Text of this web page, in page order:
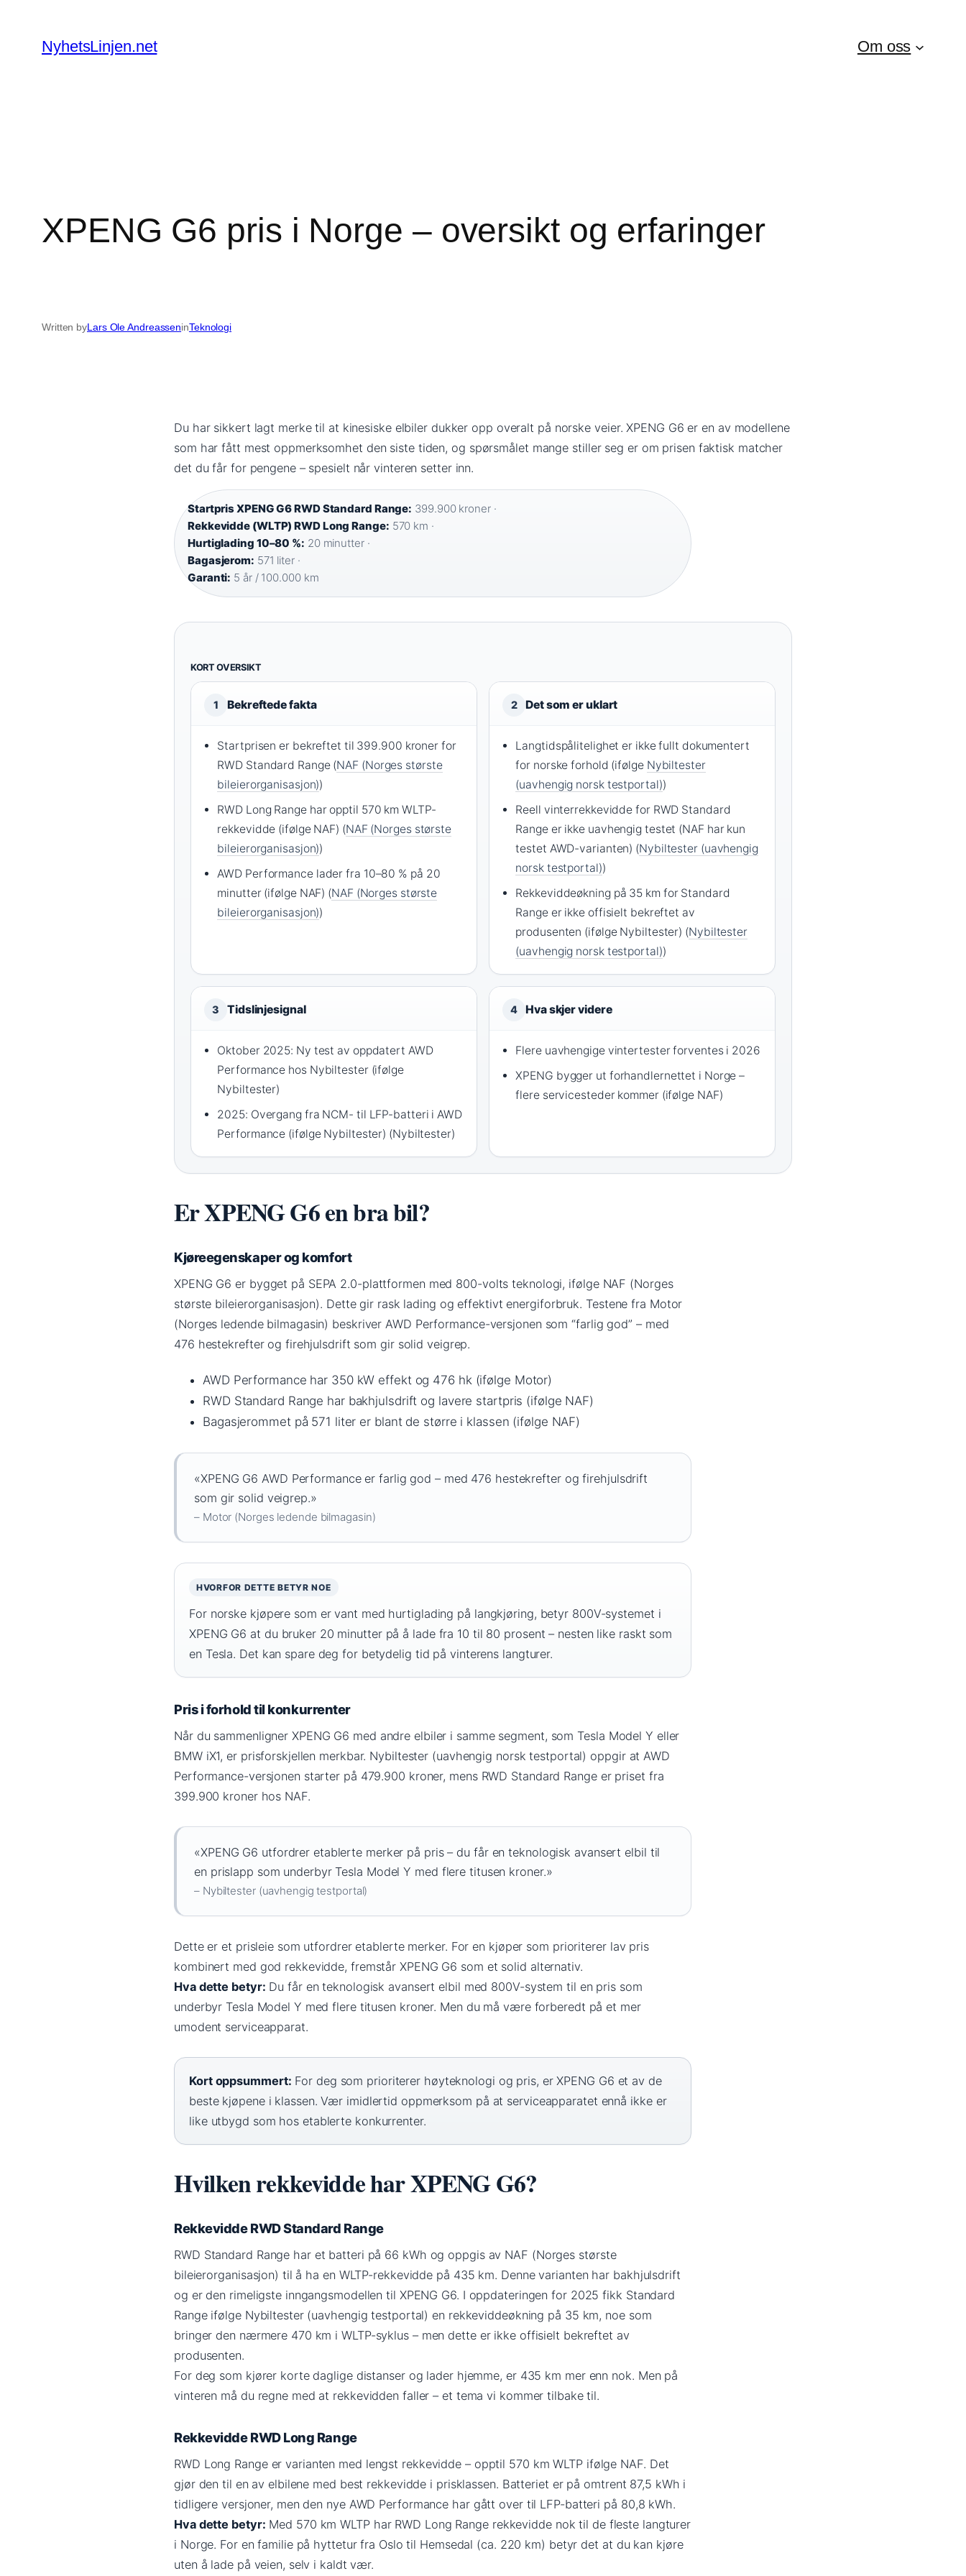
content
NyhetsLinjen.net Om oss
XPENG G6 pris i Norge – oversikt og erfaringer
Written byLars Ole AndreasseninTeknologi
Du har sikkert lagt merke til at kinesiske elbiler dukker opp overalt på norske veier. XPENG G6 er en av modellene
som har fått mest oppmerksomhet den siste tiden, og spørsmålet mange stiller seg er om prisen faktisk matcher
det du får for pengene – spesielt når vinteren setter inn.
Startpris XPENG G6 RWD Standard Range: 399.900 kroner ·
Rekkevidde (WLTP) RWD Long Range: 570 km ·
Hurtiglading 10–80 %: 20 minutter ·
Bagasjerom: 571 liter ·
Garanti: 5 år / 100.000 km
KORT OVERSIKT
1 Bekreftede fakta
Startprisen er bekreftet til 399.900 kroner for
RWD Standard Range (NAF (Norges største
bileierorganisasjon))
RWD Long Range har opptil 570 km WLTP-
rekkevidde (ifølge NAF) (NAF (Norges største
bileierorganisasjon))
AWD Performance lader fra 10–80 % på 20
minutter (ifølge NAF) (NAF (Norges største
bileierorganisasjon))
2 Det som er uklart
Langtidspålitelighet er ikke fullt dokumentert
for norske forhold (ifølge Nybiltester
(uavhengig norsk testportal))
Reell vinterrekkevidde for RWD Standard
Range er ikke uavhengig testet (NAF har kun
testet AWD-varianten) (Nybiltester (uavhengig
norsk testportal))
Rekkeviddeøkning på 35 km for Standard
Range er ikke offisielt bekreftet av
produsenten (ifølge Nybiltester) (Nybiltester
(uavhengig norsk testportal))
3 Tidslinjesignal
Oktober 2025: Ny test av oppdatert AWD
Performance hos Nybiltester (ifølge
Nybiltester)
2025: Overgang fra NCM- til LFP-batteri i AWD
Performance (ifølge Nybiltester) (Nybiltester)
4 Hva skjer videre
Flere uavhengige vintertester forventes i 2026
XPENG bygger ut forhandlernettet i Norge –
flere servicesteder kommer (ifølge NAF)
Er XPENG G6 en bra bil?
Kjøreegenskaper og komfort
XPENG G6 er bygget på SEPA 2.0-plattformen med 800-volts teknologi, ifølge NAF (Norges
største bileierorganisasjon). Dette gir rask lading og effektivt energiforbruk. Testene fra Motor
(Norges ledende bilmagasin) beskriver AWD Performance-versjonen som “farlig god” – med
476 hestekrefter og firehjulsdrift som gir solid veigrep.
AWD Performance har 350 kW effekt og 476 hk (ifølge Motor)
RWD Standard Range har bakhjulsdrift og lavere startpris (ifølge NAF)
Bagasjerommet på 571 liter er blant de større i klassen (ifølge NAF)
«XPENG G6 AWD Performance er farlig god – med 476 hestekrefter og firehjulsdrift
som gir solid veigrep.»
– Motor (Norges ledende bilmagasin)
HVORFOR DETTE BETYR NOE
For norske kjøpere som er vant med hurtiglading på langkjøring, betyr 800V-systemet i
XPENG G6 at du bruker 20 minutter på å lade fra 10 til 80 prosent – nesten like raskt som
en Tesla. Det kan spare deg for betydelig tid på vinterens langturer.
Pris i forhold til konkurrenter
Når du sammenligner XPENG G6 med andre elbiler i samme segment, som Tesla Model Y eller
BMW iX1, er prisforskjellen merkbar. Nybiltester (uavhengig norsk testportal) oppgir at AWD
Performance-versjonen starter på 479.900 kroner, mens RWD Standard Range er priset fra
399.900 kroner hos NAF.
«XPENG G6 utfordrer etablerte merker på pris – du får en teknologisk avansert elbil til
en prislapp som underbyr Tesla Model Y med flere titusen kroner.»
– Nybiltester (uavhengig testportal)
Dette er et prisleie som utfordrer etablerte merker. For en kjøper som prioriterer lav pris
kombinert med god rekkevidde, fremstår XPENG G6 som et solid alternativ.
Hva dette betyr: Du får en teknologisk avansert elbil med 800V-system til en pris som
underbyr Tesla Model Y med flere titusen kroner. Men du må være forberedt på et mer
umodent serviceapparat.
Kort oppsummert: For deg som prioriterer høyteknologi og pris, er XPENG G6 et av de
beste kjøpene i klassen. Vær imidlertid oppmerksom på at serviceapparatet ennå ikke er
like utbygd som hos etablerte konkurrenter.
Hvilken rekkevidde har XPENG G6?
Rekkevidde RWD Standard Range
RWD Standard Range har et batteri på 66 kWh og oppgis av NAF (Norges største
bileierorganisasjon) til å ha en WLTP-rekkevidde på 435 km. Denne varianten har bakhjulsdrift
og er den rimeligste inngangsmodellen til XPENG G6. I oppdateringen for 2025 fikk Standard
Range ifølge Nybiltester (uavhengig testportal) en rekkeviddeøkning på 35 km, noe som
bringer den nærmere 470 km i WLTP-syklus – men dette er ikke offisielt bekreftet av
produsenten.
For deg som kjører korte daglige distanser og lader hjemme, er 435 km mer enn nok. Men på
vinteren må du regne med at rekkevidden faller – et tema vi kommer tilbake til.
Rekkevidde RWD Long Range
RWD Long Range er varianten med lengst rekkevidde – opptil 570 km WLTP ifølge NAF. Det
gjør den til en av elbilene med best rekkevidde i prisklassen. Batteriet er på omtrent 87,5 kWh i
tidligere versjoner, men den nye AWD Performance har gått over til LFP-batteri på 80,8 kWh.
Hva dette betyr: Med 570 km WLTP har RWD Long Range rekkevidde nok til de fleste langturer
i Norge. For en familie på hyttetur fra Oslo til Hemsedal (ca. 220 km) betyr det at du kan kjøre
uten å lade på veien, selv i kaldt vær.